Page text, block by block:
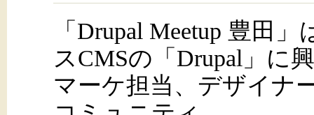
「Drupal Meetup 豊田
スCMSの「Drupal」に
マーケ担当、デザイナ